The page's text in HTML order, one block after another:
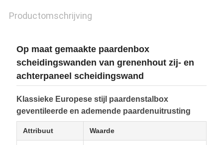
Productomschrijving
Op maat gemaakte paardenbox
scheidingswanden van grenenhout zij- en
achterpaneel scheidingswand
Klassieke Europese stijl paardenstalbox
geventileerde en ademende paardenuitrusting
Attribuut Waarde